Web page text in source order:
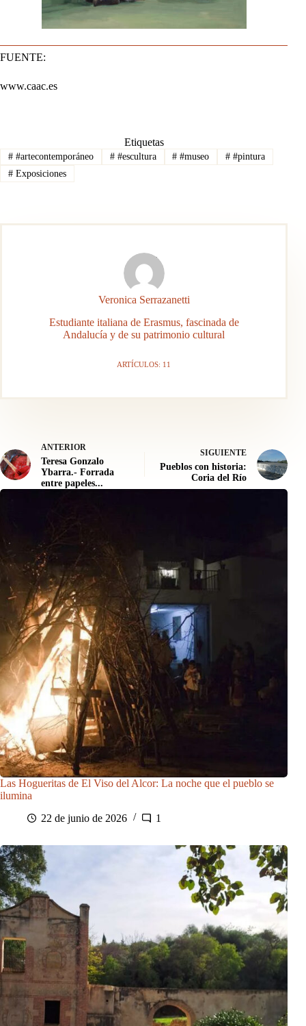
FUENTE:
www.caac.es
Etiquetas
##artecontemporáneo ##escultura # #museo # #pintura
#Exposiciones
Veronica Serrazanetti
Estudiante italiana de Erasmus, fascinada de
Andalucía y de su patrimonio cultural
ARTÍCULOS: 11
ANTERIOR
Teresa Gonzalo
Ybarra.- Forrada
entre papeles...
SIGUIENTE
Pueblos con historia:
Coria del Río
Las Hogueritas de El Viso del Alcor: La noche que el pueblo se
ilumina
22 de junio de 2026
1